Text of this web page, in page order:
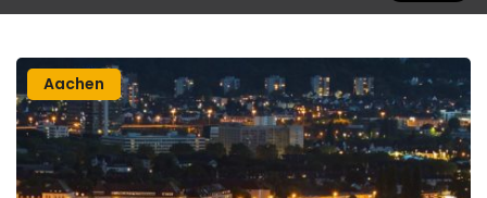
Aachen